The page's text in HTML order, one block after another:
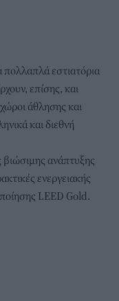
εστιατόρια
επίσης, και
άθλησης και
και διεθνή
βιώσιμης ανάπτυξης
ενεργειακής
LEED Gold.